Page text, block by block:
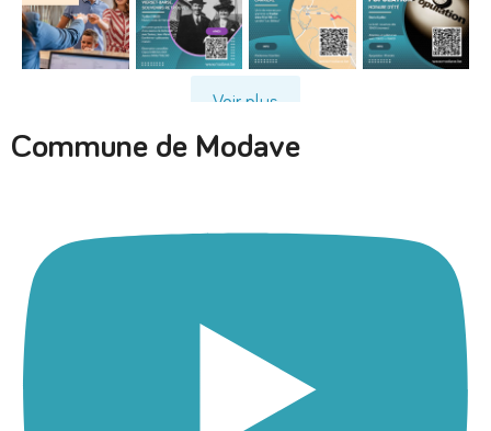
Voir plus
Commune de Modave